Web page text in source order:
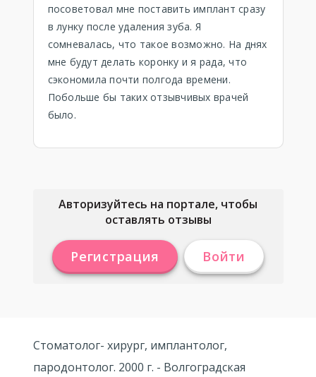
посоветовал мне поставить имплант сразу
в лунку после удаления зуба. Я
сомневалась, что такое возможно. На днях
мне будут делать коронку и я рада, что
сэкономила почти полгода времени.
Побольше бы таких отзывчивых врачей
было.
Авторизуйтесь на портале, чтобы
оставлять отзывы
Регистрация Войти
Стоматолог- хирург, имплантолог,
пародонтолог. 2000 г. - Волгоградская